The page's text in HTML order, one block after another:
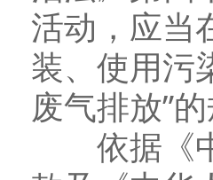
活动，应当
装、使用污
废气排放”的
依据《中